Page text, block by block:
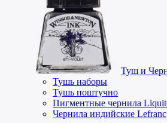
Туш и
Тушь наборы
Тушь поштучно
Пигментные чернила
Чернила индийские Lefranc